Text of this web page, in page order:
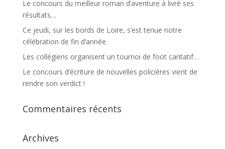
Le concours du meilleur roman d’aventure à livré ses
résultats…
Ce jeudi, sur les bords de Loire, s’est tenue notre
célébration de fin d’année.
Les collégiens organisent un tournoi de foot caritatif…
Le concours d’écriture de nouvelles policières vient de
rendre son verdict !
Commentaires récents
Archives